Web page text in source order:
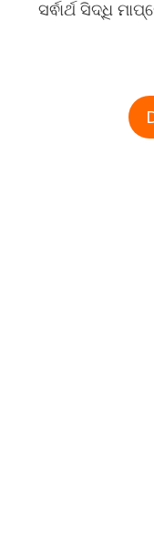
ସର୍ଵାର୍ଥ ସିଦ୍ଧି